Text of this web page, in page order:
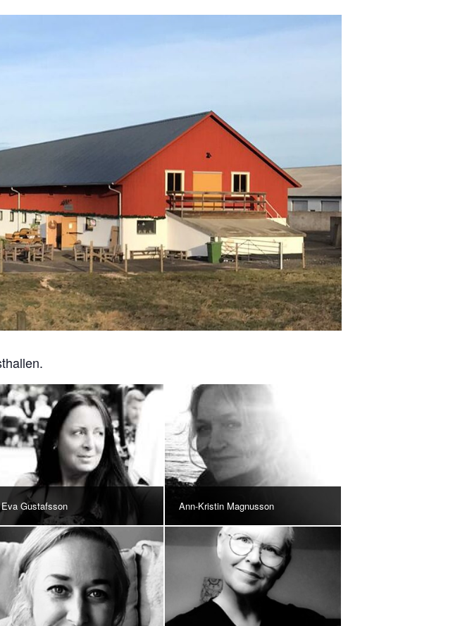
Eva Gustafsson Ann-Kristin Magnusson